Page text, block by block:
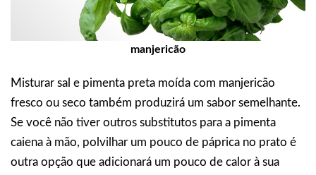
manjericão
Misturar sal e pimenta preta moída com manjericão
fresco ou seco também produzirá um sabor semelhante.
Se você não tiver outros substitutos para a pimenta
caiena à mão, polvilhar um pouco de páprica no prato é
outra opção que adicionará um pouco de calor à sua